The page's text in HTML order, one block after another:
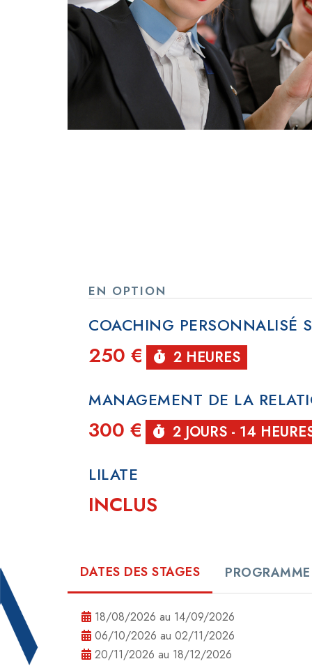
EN OPTION
COACHING PERSONNALISÉ
250 € 2 HEURES
MANAGEMENT DE LA
300 € 2 JOURS - 14
LILATE
INCLUS
DATES DES STAGES PROGRAMME
18/08/2026 au 14/09/2026
06/10/2026 au 02/11/2026
20/11/2026 au 18/12/2026